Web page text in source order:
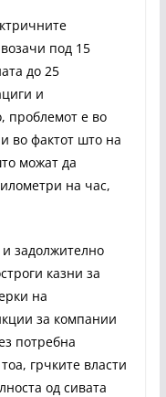
под 15
до 25
и
проблемот е во
во фактот што на
можат да
на час,
задолжително
казни за
на
за компании
потребна
грчките власти
од сивата